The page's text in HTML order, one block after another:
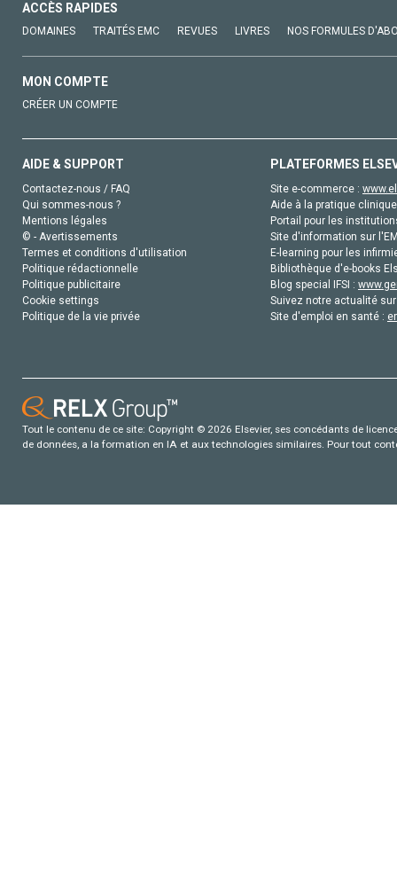
ACCÈS RAPIDES
DOMAINES TRAITÉS EMC REVUES LIVRES NOS FORMULES
MON COMPTE
CRÉER UN COMPTE
AIDE & SUPPORT
Contactez-nous / FAQ
Qui sommes-nous ?
Mentions légales
© - Avertissements
Termes et conditions d'utilisation
Politique rédactionnelle
Politique publicitaire
Cookie settings
Politique de la vie privée
PLATEFORMES
Site e-commerce :
Aide à la pratique
Portail pour les
Site d'information sur
E-learning pour les
Bibliothèque d'e-books
Blog special IFSI :
Suivez notre actualité
Site d'emploi en santé :
Tout le contenu de ce site: Copyright © 2026 Elsevier, ses concédants de
de données, a la formation en IA et aux technologies similaires. Pour tout